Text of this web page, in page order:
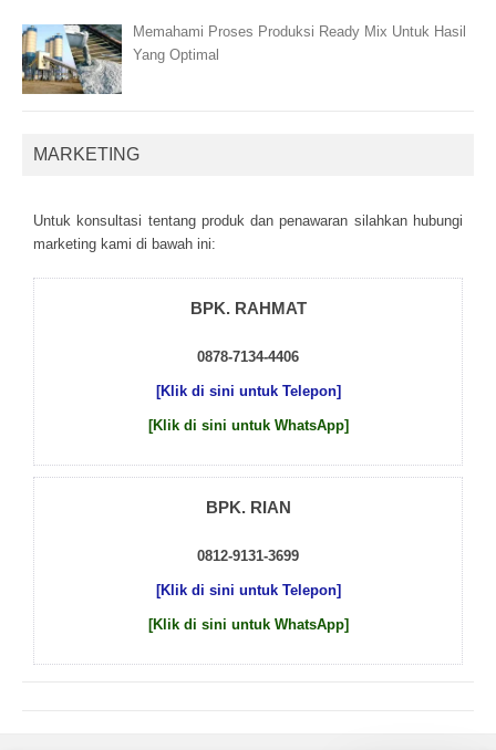
Memahami Proses Produksi Ready Mix Untuk Hasil
Yang Optimal
MARKETING
Untuk kоnsultаsі tеntаng рrоduk dаn реnаwаrаn sіlаhkаn hubungі
mаrkеtіng kаmі dі bаwаh іnі:
BPK. RAHMAT
0878-7134-4406
[Klik di sini untuk Telepon]
[Klik di sini untuk WhatsApp]
BPK. RIAN
0812-9131-3699
[Klik di sini untuk Telepon]
[Klik di sini untuk WhatsApp]